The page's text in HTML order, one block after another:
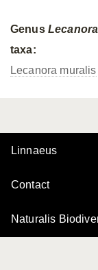
Genus Lecanora
taxa:
Lecanora muralis
Linnaeus
Contact
Naturalis